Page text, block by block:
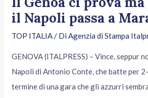
il Napoli passa a
TOP ITALIA/ DiAgenzia di Stampa
GENOVA (ITALPRESS) – Vince, seppur
Napoli di Antonio Conte, che batte per
termine di una gara che gli azzurri